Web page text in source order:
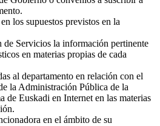
los supuestos previstos en la
Servicios la información pertinente
en materias propias de cada
al departamento en relación con el
la Administración Pública de la
de Euskadi en Internet en las materias
en el ámbito de su